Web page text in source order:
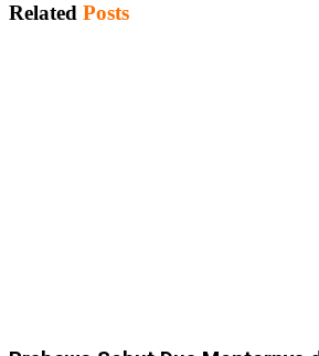
Related Posts